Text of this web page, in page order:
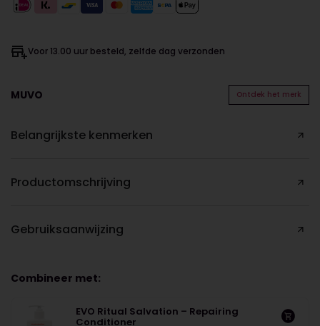
Voor 13.00 uur besteld, zelfde dag verzonden
MUVO Ontdek het merk
Belangrijkste kenmerken
Productomschrijving
Gebruiksaanwijzing
Combineer met:
EVO Ritual Salvation – Repairing
Conditioner